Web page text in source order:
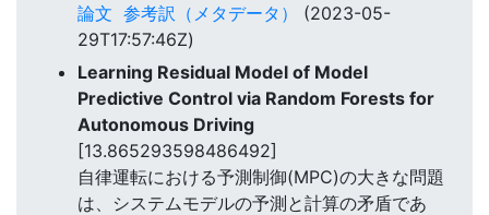
論文 参考訳（メタデータ）
(2023-05-
29T17:57:46Z)
Learning Residual Model of Model
Predictive Control via Random Forests for
Autonomous Driving
[13.865293598486492]
自律運転における予測制御(MPC)の大きな問題
は、システムモデルの予測と計算の矛盾であ